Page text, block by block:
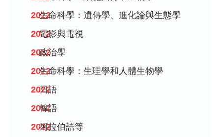
生命科學：遺傳學、進化論與生態學
電影與電視
政治學
生命科學：生理學和人體生物學
日語
韓語
阿拉伯語等